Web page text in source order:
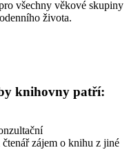
všechny věkové skupiny
života.
knihovny patří:
zájem o knihu z jiné